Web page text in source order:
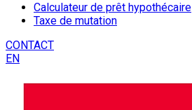
Calculateur de prêt hypothécaire
Taxe de mutation
CONTACT
EN